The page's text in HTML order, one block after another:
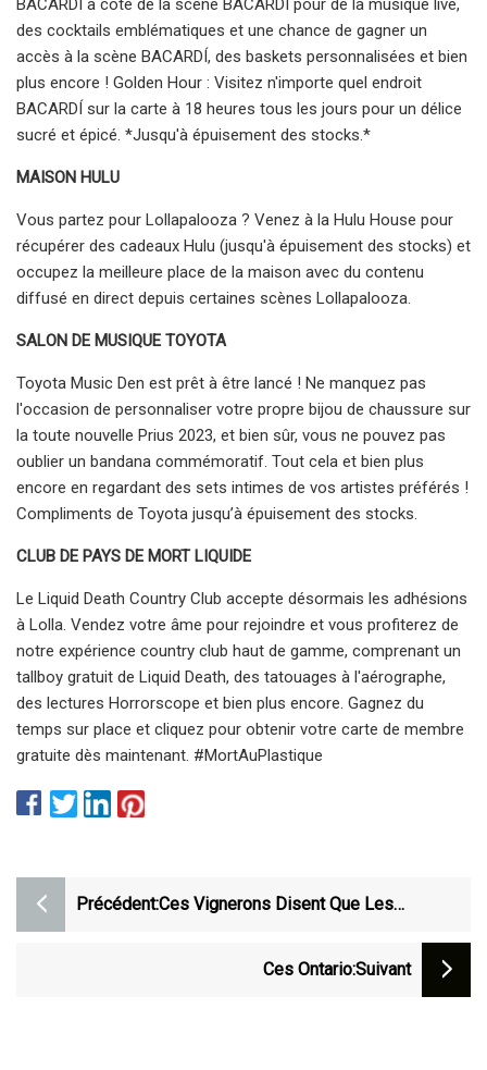
BACARDÍ à côté de la scène BACARDÍ pour de la musique live,
des cocktails emblématiques et une chance de gagner un
accès à la scène BACARDÍ, des baskets personnalisées et bien
plus encore ! Golden Hour : Visitez n'importe quel endroit
BACARDÍ sur la carte à 18 heures tous les jours pour un délice
sucré et épicé. *Jusqu'à épuisement des stocks.*
MAISON HULU
Vous partez pour Lollapalooza ? Venez à la Hulu House pour
récupérer des cadeaux Hulu (jusqu'à épuisement des stocks) et
occupez la meilleure place de la maison avec du contenu
diffusé en direct depuis certaines scènes Lollapalooza.
SALON DE MUSIQUE TOYOTA
Toyota Music Den est prêt à être lancé ! Ne manquez pas
l'occasion de personnaliser votre propre bijou de chaussure sur
la toute nouvelle Prius 2023, et bien sûr, vous ne pouvez pas
oublier un bandana commémoratif. Tout cela et bien plus
encore en regardant des sets intimes de vos artistes préférés !
Compliments de Toyota jusqu’à épuisement des stocks.
CLUB DE PAYS DE MORT LIQUIDE
Le Liquid Death Country Club accepte désormais les adhésions
à Lolla. Vendez votre âme pour rejoindre et vous profiterez de
notre expérience country club haut de gamme, comprenant un
tallboy gratuit de Liquid Death, des tatouages ​​à l'aérographe,
des lectures Horrorscope et bien plus encore. Gagnez du
temps sur place et cliquez pour obtenir votre carte de membre
gratuite dès maintenant. #MortAuPlastique
Précédent:Ces Vignerons Disent Que Les
Préoccuper Des Bouteilles En Verre
Ces Ontario:suivant